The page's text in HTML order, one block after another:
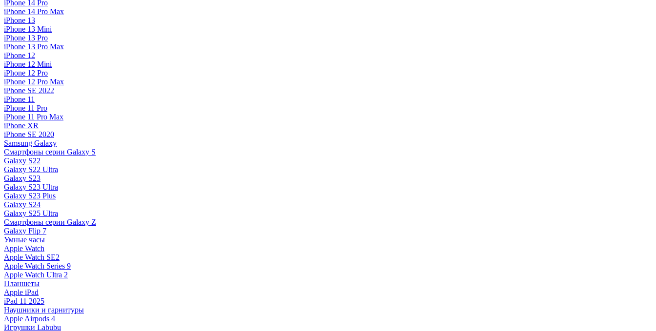
iPhone 14 Pro
iPhone 14 Pro Max
iPhone 13
iPhone 13 Mini
iPhone 13 Pro
iPhone 13 Pro Max
iPhone 12
iPhone 12 Mini
iPhone 12 Pro
iPhone 12 Pro Max
iPhone SE 2022
iPhone 11
iPhone 11 Pro
iPhone 11 Pro Max
iPhone XR
iPhone SE 2020
Samsung Galaxy
Смартфоны серии Galaxy S
Galaxy S22
Galaxy S22 Ultra
Galaxy S23
Galaxy S23 Ultra
Galaxy S23 Plus
Galaxy S24
Galaxy S25 Ultra
Смартфоны серии Galaxy Z
Galaxy Flip 7
Умные часы
Apple Watch
Apple Watch SE2
Apple Watch Series 9
Apple Watch Ultra 2
Планшеты
Apple iPad
iPad 11 2025
Наушники и гарнитуры
Apple Airpods 4
Игрушки Labubu